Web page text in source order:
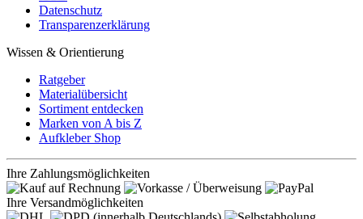
Datenschutz
Transparenzerklärung
Wissen & Orientierung
Ratgeber
Materialübersicht
Sortiment entdecken
Marken von A bis Z
Aufkleber Shop
Ihre Zahlungsmöglichkeiten
Ihre Versandmöglichkeiten